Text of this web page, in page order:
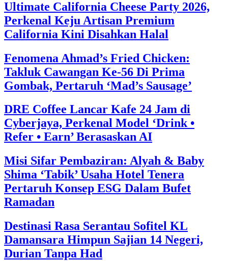
Ultimate California Cheese Party 2026,
Perkenal Keju Artisan Premium
California Kini Disahkan Halal
Fenomena Ahmad’s Fried Chicken:
Takluk Cawangan Ke-56 Di Prima
Gombak, Pertaruh ‘Mad’s Sausage’
DRE Coffee Lancar Kafe 24 Jam di
Cyberjaya, Perkenal Model ‘Drink •
Refer • Earn’ Berasaskan AI
Misi Sifar Pembaziran: Alyah & Baby
Shima ‘Tabik’ Usaha Hotel Tenera
Pertaruh Konsep ESG Dalam Bufet
Ramadan
Destinasi Rasa Serantau Sofitel KL
Damansara Himpun Sajian 14 Negeri,
Durian Tanpa Had